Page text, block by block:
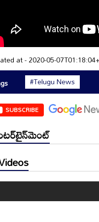
at - 2020-05-
#Telugu News
SUBSCRIBE